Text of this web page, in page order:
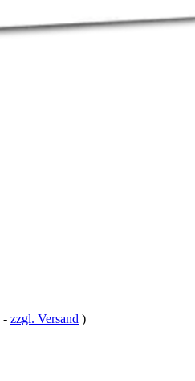
- zzgl. Versand )